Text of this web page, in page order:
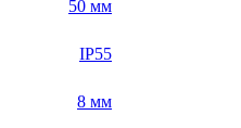
50 мм
IP55
8 мм